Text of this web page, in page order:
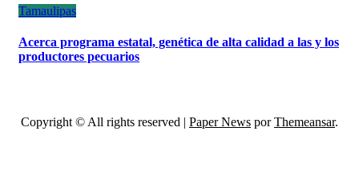
Tamaulipas
Acerca programa estatal, genética de alta calidad a las y los
productores pecuarios
Copyright © All rights reserved | Paper News porThemeansar.